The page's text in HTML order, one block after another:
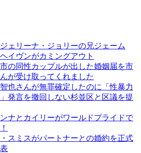
ェリーナ・ジョリーの兄ジェーム
イヴンがカミングアウト
の同性カップルが出した婚姻届を市
が受け取ってくれました
也さんが無罪確定したのに「性暴力
発言を撤回しない杉並区と区議を提
ナとカイリーがワールドプライドで
スミスがパートナーとの婚約を正式